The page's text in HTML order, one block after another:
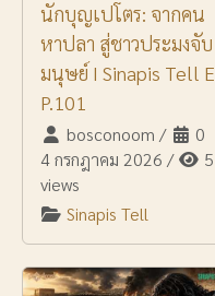
นักบุญเปโตร: จากคน
หาปลา สู่ชาวประมงจับ
มนุษย์ I Sinapis Tell E
P.101
bosconoom /
0
4 กรกฎาคม 2026 /
5
views
Sinapis Tell